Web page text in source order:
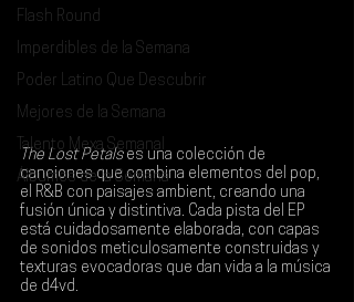
Flash Round
Imperdibles de la Semana
Poder Latino Que Descubrir
Mejores de la Semana
Talento Mexa Semanal
Álbumes de la Semana
The Lost Petals es una colección de
canciones que combina elementos del pop,
el R&B con paisajes ambient, creando una
fusión única y distintiva. Cada pista del EP
está cuidadosamente elaborada, con capas
de sonidos meticulosamente construidas y
texturas evocadoras que dan vida a la música
de d4vd.